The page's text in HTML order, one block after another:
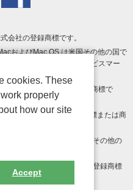
会社の登録商標です。
およびMac OS は米国その他の国で
Store は Apple Inc. のサービスマー
ロゴ は Google LLC の商標で
の他の国における登録商標または商
、Adobe Inc.の米国およびその他の
、ロゴは各社の商標または登録商標
cookies. These
properly
how our site
Accept